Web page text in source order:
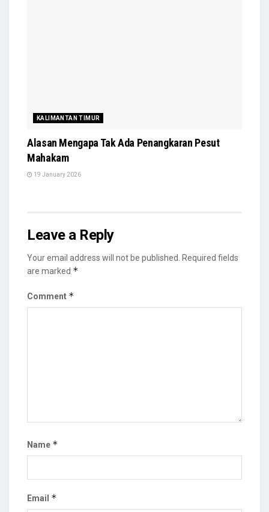
KALIMANTAN TIMUR
Alasan Mengapa Tak Ada Penangkaran Pesut
Mahakam
19 January 2026
Leave a Reply
Your email address will not be published.
Required fields
are marked *
Comment *
Name *
Email *